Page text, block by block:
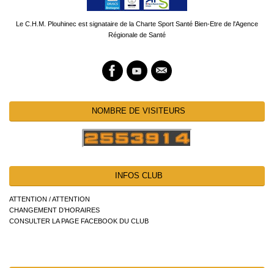
Le C.H.M. Plouhinec est signataire de la Charte Sport Santé Bien-Etre de l'Agence
Régionale de Santé
NOMBRE DE VISITEURS
INFOS CLUB
ATTENTION / ATTENTION
CHANGEMENT D’HORAIRES
CONSULTER LA PAGE FACEBOOK DU CLUB